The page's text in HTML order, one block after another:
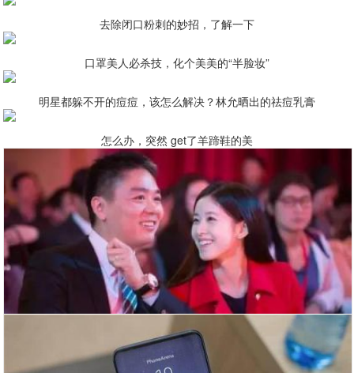
去除闭口粉刺的妙招，了解一下
口罩美人必杀技，化个美美的“半脸妆”
明星都躲不开的痘痘，该怎么解决？林允晒出的祛痘乳膏
怎么办，突然 get了羊蹄鞋的美